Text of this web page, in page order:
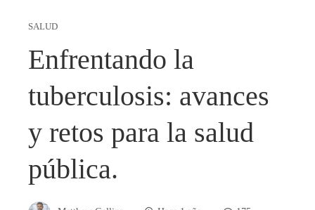
SALUD
Enfrentando la
tuberculosis: avances
y retos para la salud
pública.